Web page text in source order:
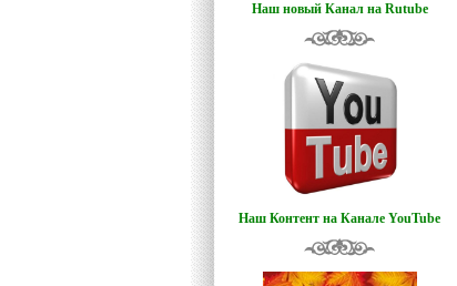
Наш новый Канал на Rutube
Наш Контент на Канале YouTube